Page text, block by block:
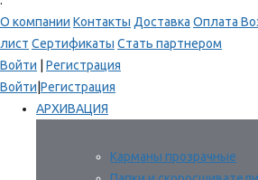
О компании Контакты Доставка Оплата
лист Сертификаты Стать партнером
Войти
Регистрация
Войти Регистрация
АРХИВАЦИЯ
Карманы прозрачные